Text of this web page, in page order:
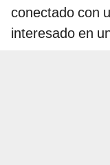
conectado con
interesado en